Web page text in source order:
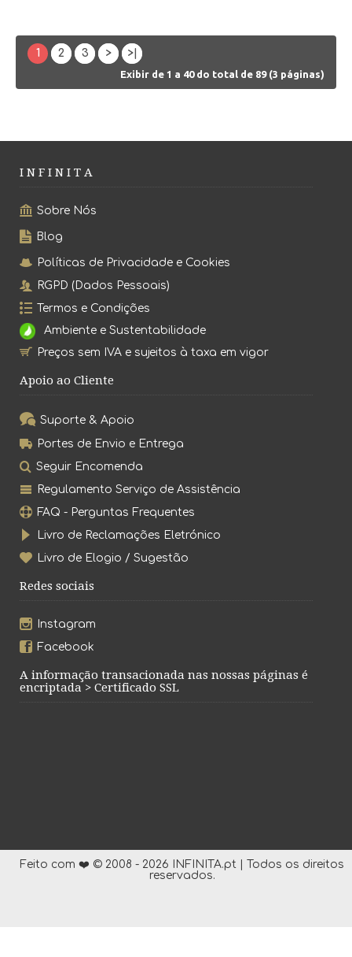
1 2 3 > >|
Exibir de 1 a 40 do total de 89 (3 páginas)
I N F I N I T A
Sobre Nós
Blog
Políticas de Privacidade e Cookies
RGPD (Dados Pessoais)
Termos e Condições
Ambiente e Sustentabilidade
Preços sem IVA e sujeitos à taxa em vigor
Apoio ao Cliente
Suporte & Apoio
Portes de Envio e Entrega
Seguir Encomenda
Regulamento Serviço de Assistência
FAQ - Perguntas Frequentes
Livro de Reclamações Eletrónico
Livro de Elogio / Sugestão
Redes sociais
Instagram
Facebook
A informação transacionada nas nossas páginas é
encriptada > Certificado SSL
Feito com ❤️ © 2008 - 2026 INFINITA.pt | Todos os direitos
reservados.